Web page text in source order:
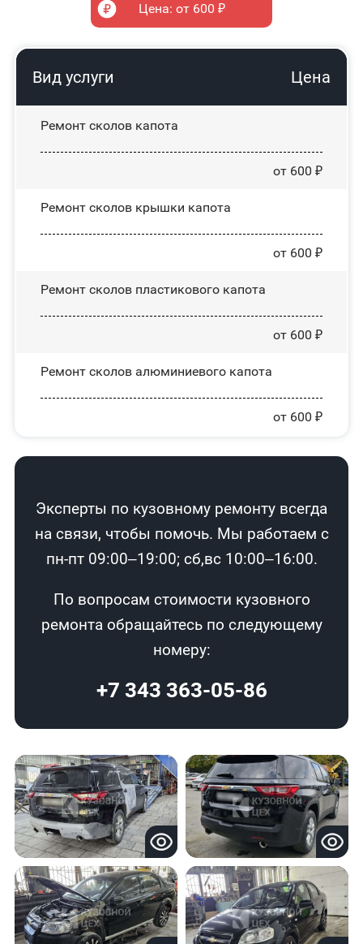
Цена: от 600 ₽
Вид услуги Цена
Ремонт сколов капота
от 600 ₽
Ремонт сколов крышки капота
от 600 ₽
Ремонт сколов пластикового капота
от 600 ₽
Ремонт сколов алюминиевого капота
от 600 ₽
Эксперты по кузовному ремонту всегда
на связи, чтобы помочь. Мы работаем с
пн-пт 09:00–19:00; сб,вс 10:00–16:00.
По вопросам стоимости кузовного
ремонта обращайтесь по следующему
номеру:
+7 343 363-05-86